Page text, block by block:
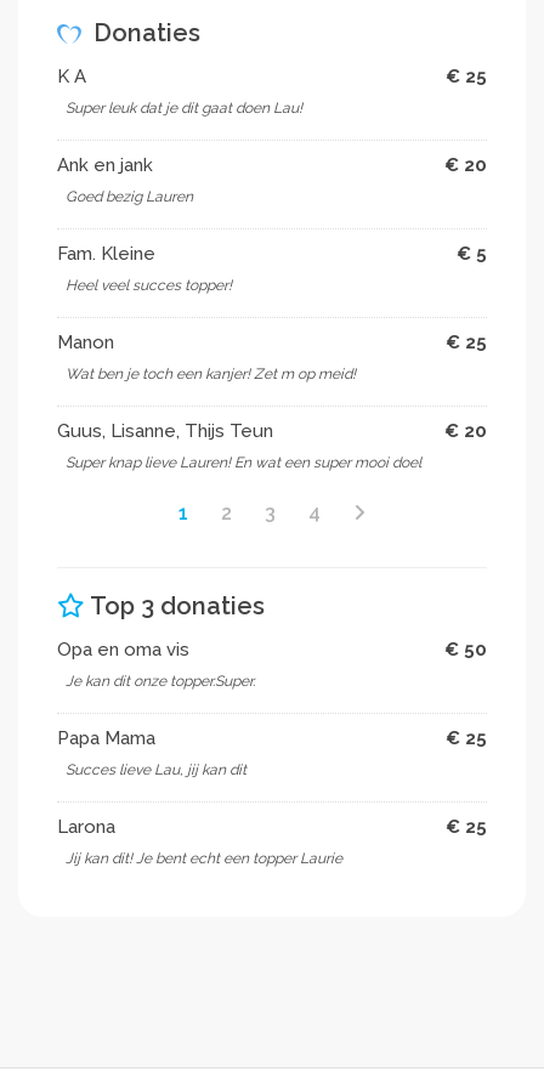
Donaties
K A € 25
Super leuk dat je dit gaat doen Lau!
Ank en jank € 20
Goed bezig Lauren
Fam. Kleine € 5
Heel veel succes topper!
Manon € 25
Wat ben je toch een kanjer! Zet m op meid!
Guus, Lisanne, Thijs Teun € 20
Super knap lieve Lauren! En wat een super mooi doel
1 2 3 4
Top 3 donaties
Opa en oma vis € 50
Je kan dit onze topper.Super.
Papa Mama € 25
Succes lieve Lau, jij kan dit
Larona € 25
Jij kan dit! Je bent echt een topper Laurie ️